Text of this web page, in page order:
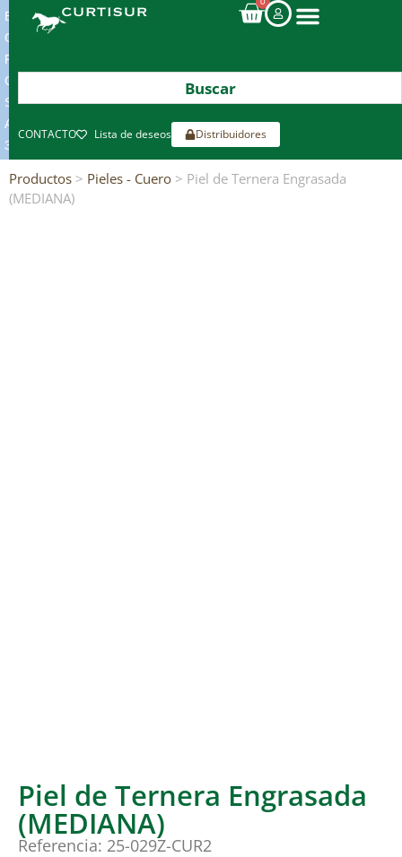
ENVIOS
GRATIS
POR
COMPRAS
SUPERIORES
A
300€*
CONTACTO Lista de deseos Distribuidores
Productos > Pieles - Cuero > Piel de Ternera Engrasada
(MEDIANA)
Piel de Ternera Engrasada
(MEDIANA)
Referencia: 25-029Z-CUR2